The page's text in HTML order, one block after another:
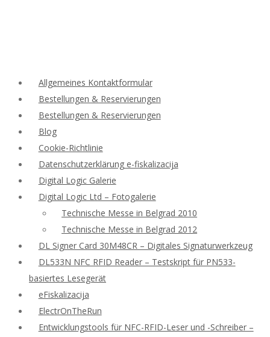
Allgemeines Kontaktformular
Bestellungen & Reservierungen
Bestellungen & Reservierungen
Blog
Cookie-Richtlinie
Datenschutzerklärung e-fiskalizacija
Digital Logic Galerie
Digital Logic Ltd – Fotogalerie
Technische Messe in Belgrad 2010
Technische Messe in Belgrad 2012
DL Signer Card 30M48CR – Digitales Signaturwerkzeug
DL533N NFC RFID Reader – Testskript für PN533-
basiertes Lesegerät
eFiskalizacija
ElectrOnTheRun
Entwicklungstools für NFC-RFID-Leser und -Schreiber –